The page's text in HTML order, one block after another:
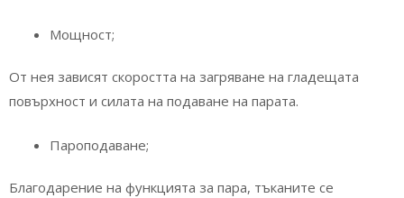
Мощност;
От нея зависят скоростта на загряване на гладещата
повърхност и силата на подаване на парата.
Пароподаване;
Благодарение на функцията за пара, тъканите се